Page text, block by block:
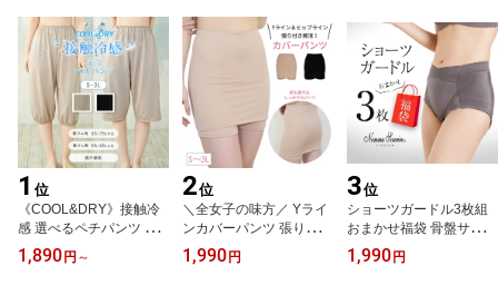
1 位
《COOL&DRY》接触冷
感 選べるペチパンツ キ
ュロットペチコート 吸汗
速乾 はりつき防止 透け
1,890 円 ～
2位
＼全女子の味方／ Yライ
ンカバーパンツ 張り付き
解消 透け防止 Yライン
ヒップライン 快適 ペチ
1,990 円
3位
ショーツガードル3枚組
おまかせ福袋 骨盤サポー
ト ヒップアップ おなか
サポート
1,990 円